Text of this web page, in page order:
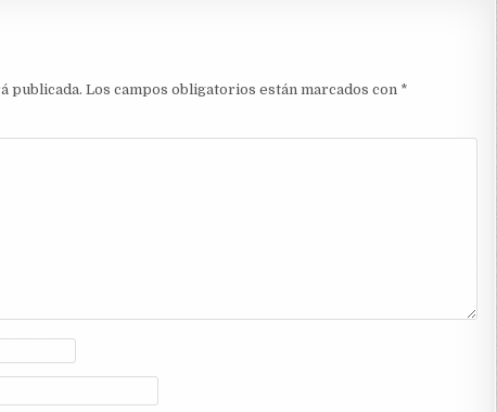
publicada. Los campos obligatorios están marcados con *